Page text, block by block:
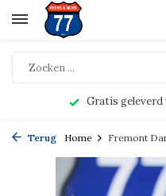
Gratis geleverd
Terug Home Fremont